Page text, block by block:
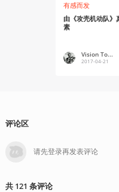
有感而发
由《攻壳机动队》
素
Vision To...
2017-04-21
评论区
共 121 条评论